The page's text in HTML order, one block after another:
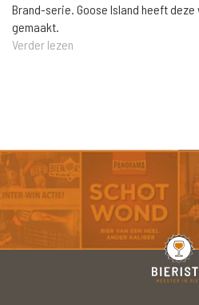
Brand-serie. Goose Island heeft
gemaakt.
Verder lezen